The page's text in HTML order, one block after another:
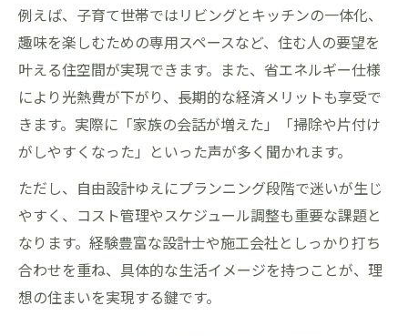
例えば、子育て世帯ではリビングとキッチンの一体化、
趣味を楽しむための専用スペースなど、住む人の要望を
叶える住空間が実現できます。また、省エネルギー仕様
により光熱費が下がり、長期的な経済メリットも享受で
きます。実際に「家族の会話が増えた」「掃除や片付け
がしやすくなった」といった声が多く聞かれます。
ただし、自由設計ゆえにプランニング段階で迷いが生じ
やすく、コスト管理やスケジュール調整も重要な課題と
なります。経験豊富な設計士や施工会社としっかり打ち
合わせを重ね、具体的な生活イメージを持つことが、理
想の住まいを実現する鍵です。